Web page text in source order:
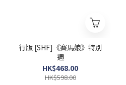
行版 [SHF]《賽馬娘》特別
週
HK$468.00
HK$598.00